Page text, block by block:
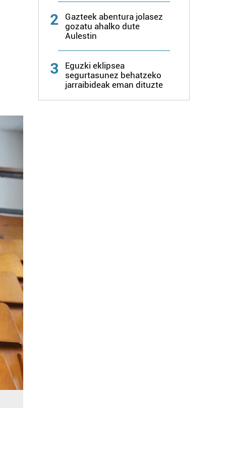
2
Gazteek abentura jolasez
gozatu ahalko dute
Aulestin
3
Eguzki eklipsea
segurtasunez behatzeko
jarraibideak eman dituzte